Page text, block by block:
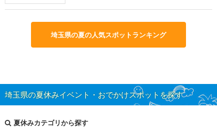
埼玉県の夏の人気スポットランキング
埼玉県の夏休みイベント・おでかけスポットを探す
夏休みカテゴリから探す